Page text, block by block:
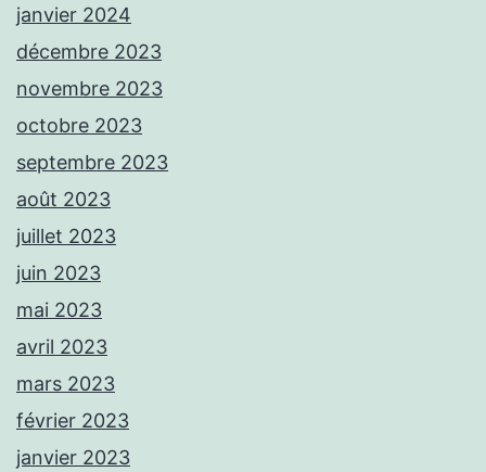
janvier 2024
décembre 2023
novembre 2023
octobre 2023
septembre 2023
août 2023
juillet 2023
juin 2023
mai 2023
avril 2023
mars 2023
février 2023
janvier 2023